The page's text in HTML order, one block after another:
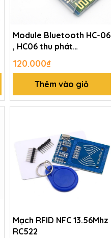
Module Bluetooth HC-06
, HC06 thu phát
120.000₫
Thêm vào giỏ
Mạch RFID NFC 13.56Mhz
RC522